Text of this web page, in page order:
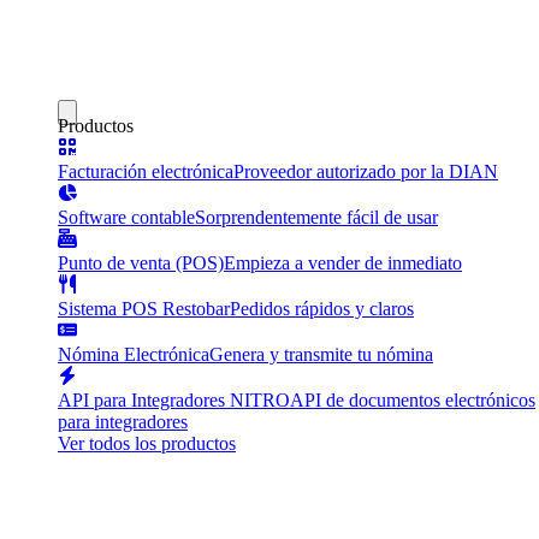
Productos
Facturación electrónicaProveedor autorizado por la DIAN
Software contableSorprendentemente fácil de usar
Punto de venta (POS)Empieza a vender de inmediato
Sistema POS RestobarPedidos rápidos y claros
Nómina ElectrónicaGenera y transmite tu nómina
API para Integradores NITROAPI de documentos electrónicos
para integradores
Ver todos los productos